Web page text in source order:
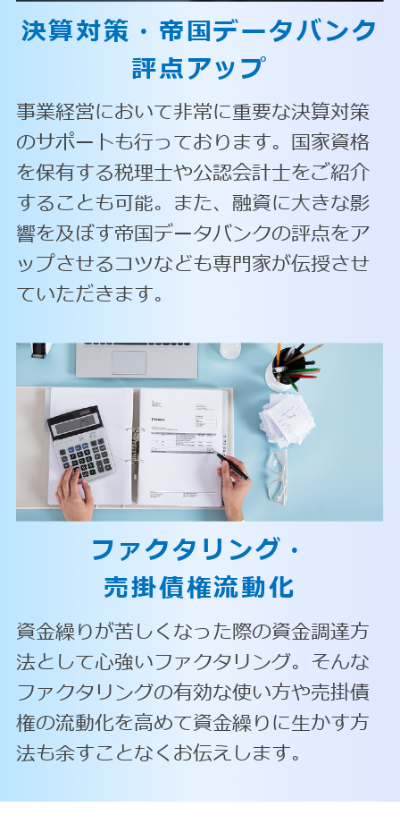
決算対策・ 帝国データバンク
評点アップ
事業経営において非常に重要な決算対策
のサポートも行っております。国家資格
を保有する税理士や公認会計士をご紹介
することも可能。また、融資に大きな影
響を及ぼす帝国データバンクの評点をア
ップさせるコツなども専門家が伝授させ
ていただきます。
ファクタリング・
売掛債権流動化
資金繰りが苦しくなった際の資金調達方
法として心強いファクタリング。そんな
ファクタリングの有効な使い方や売掛債
権の流動化を高めて資金繰りに生かす方
法も余すことなくお伝えします。